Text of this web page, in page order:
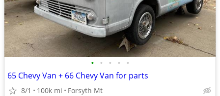
• • • • •
65 Chevy Van + 66 Chevy Van for parts
8/1 100k mi Forsyth Mt